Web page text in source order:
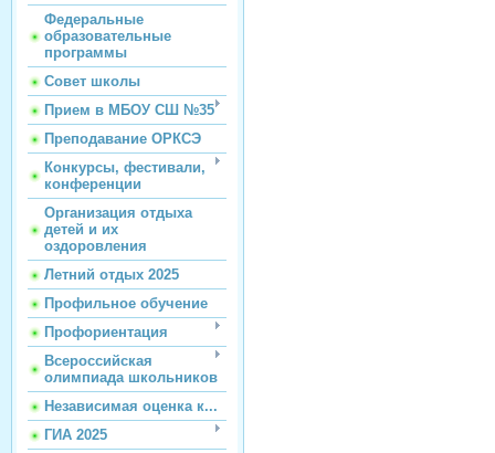
Федеральные
образовательные
программы
Совет школы
Прием в МБОУ СШ №35
Преподавание ОРКСЭ
Конкурсы, фестивали,
конференции
Организация отдыха
детей и их
оздоровления
Летний отдых 2025
Профильное обучение
Профориентация
Всероссийская
олимпиада школьников
Независимая оценка к...
ГИА 2025